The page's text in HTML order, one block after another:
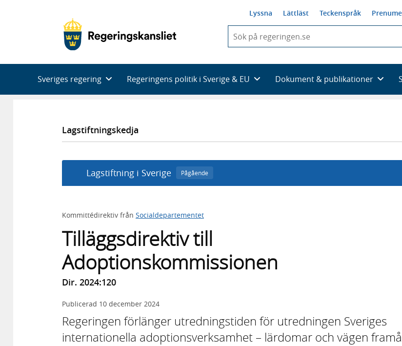
Lyssna Lättläst Teckenspråk
du
skriva
framträder
en
Sveriges regering Regeringens politik i Sverige & EU Dokument & publikationer
Lagstiftningskedja
Lagstiftning i Sverige Pågående
Kommittédirektiv från Socialdepartementet
Tilläggsdirektiv till
Adoptionskommissionen
Dir. 2024:120
Publicerad 10 december 2024
Regeringen förlänger utredningstiden för utredningen Sveriges
internationella adoptionsverksamhet – lärdomar och vägen